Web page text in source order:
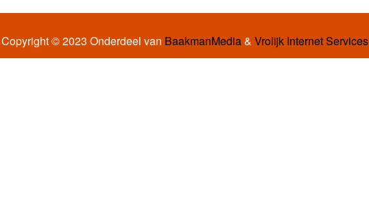
Copyright © 2023 Onderdeel van BaakmanMedia& Vrolijk Internet Services